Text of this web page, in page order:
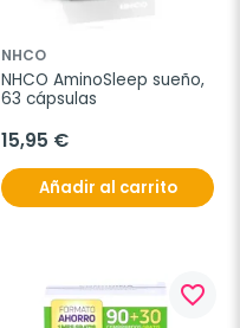
NHCO
NHCO AminoSleep sueño,
63 cápsulas
15,95 €
Añadir al carrito
favorite_border